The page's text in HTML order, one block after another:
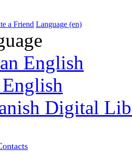
a Friend Language (en)
English
Digital